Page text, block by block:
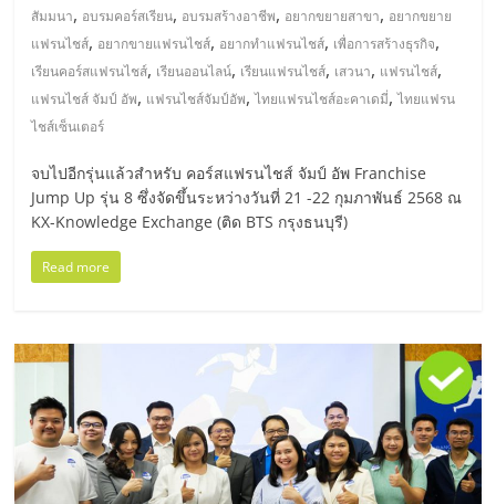
สัมมนา, อบรมคอร์สเรียน, อบรมสร้างอาชีพ, อยากขยายสาขา, อยากขยาย
แฟรนไชส์, อยากขายแฟรนไชส์, อยากทำแฟรนไชส์, เพื่อการสร้างธุรกิจ,
เรียนคอร์สแฟรนไชส์, เรียนออนไลน์, เรียนแฟรนไชส์, เสวนา, แฟรนไชส์,
แฟรนไชส์ จัมป์ อัพ, แฟรนไชส์จัมป์อัพ,ไทยแฟรนไชส์อะคาเดมี่,ไทยแฟรน
ไชส์เซ็นเตอร์
จบไปอีกรุ่นแล้วสำหรับ คอร์สแฟรนไชส์ จัมป์ อัพ Franchise
Jump Up รุ่น 8 ซึ่งจัดขึ้นระหว่างวันที่ 21 -22 กุมภาพันธ์ 2568 ณ
KX-Knowledge Exchange (ติด BTS กรุงธนบุรี)
Read more